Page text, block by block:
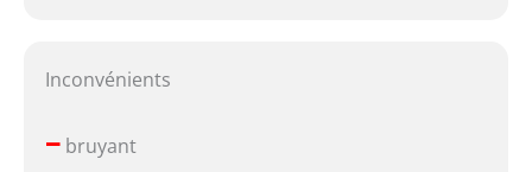
Inconvénients
–bruyant